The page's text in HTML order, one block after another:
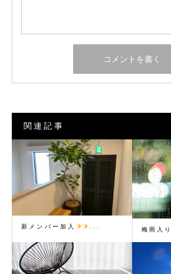
関連記事
新メンバー加入 ... 梅雨入